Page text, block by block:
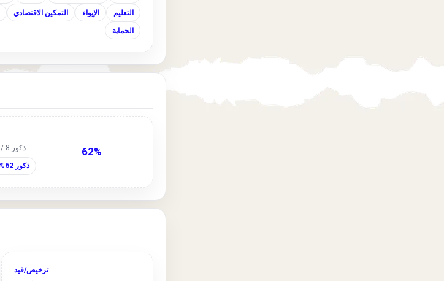
التعليم الإيواء التمكين الاقتصادي
الحماية
62%
ذكور 8 / إناث 5 — المجموع 13
ذكور 62%
ترخيص/قيد